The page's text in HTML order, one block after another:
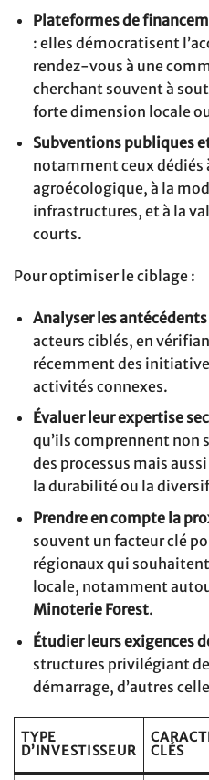
Plateformes de
: elles démocratisent
rendez-vous à une
cherchant souvent à
forte dimension locale
Subventions publiques
notamment ceux dédiés
agroécologique, à la
infrastructures, et à la
courts.
Pour optimiser le ciblage :
Analyser les
acteurs ciblés, en
récemment des
activités connexes.
Évaluer leur expertise
qu’ils comprennent
des processus mais
la durabilité ou la
Prendre en compte la
souvent un facteur clé
régionaux qui
locale, notamment
Minoterie Forest.
Étudier leurs exigences
structures privilégiant
démarrage, d’autres
TYPE
D’INVESTISSEUR
CLÉS